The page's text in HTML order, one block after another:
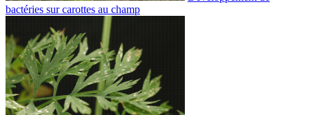
bactéries sur carottes au champ